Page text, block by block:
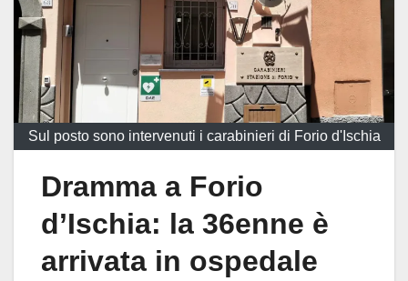
Sul posto sono intervenuti i carabinieri di Forio d'Ischia
Dramma a Forio
d’Ischia: la 36enne è
arrivata in ospedale